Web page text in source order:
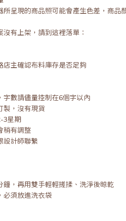
所呈現的商品照可能會產生色差，商品
沒有上架，請到這裡落單：
店主確認布料庫存是否足夠
字數請儘量控制在6個字以內
製，沒有現貨
3星期
稍有調整
設計師聯繫
鐘，再用雙手輕輕搓揉、洗淨後晾乾
必須放進洗衣袋